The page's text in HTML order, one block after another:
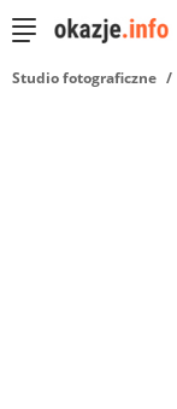
Studio fotograficzne